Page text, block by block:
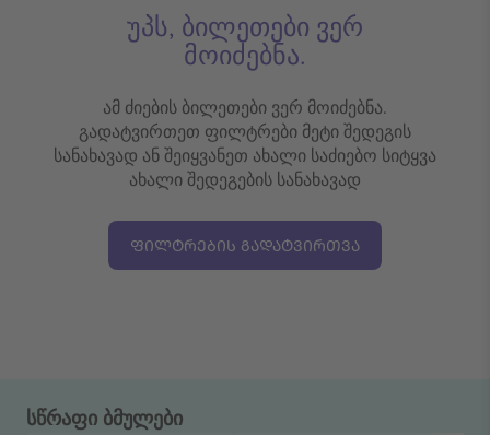
უპს, ბილეთები ვერ
მოიძებნა.
ამ ძიების ბილეთები ვერ მოიძებნა.
გადატვირთეთ ფილტრები მეტი შედეგის
სანახავად ან შეიყვანეთ ახალი საძიებო სიტყვა
ახალი შედეგების სანახავად
ᲤᲘᲚᲢᲠᲔᲑᲘᲡ ᲒᲐᲓᲐᲢᲕᲘᲠᲗᲕᲐ
სწრაფი ბმულები